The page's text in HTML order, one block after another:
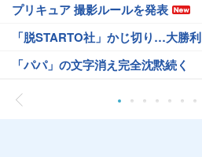
プリキュア 撮影ルールを発表
「脱STARTO社」かじ切り…大勝利
「パパ」の文字消え完全沈黙続く